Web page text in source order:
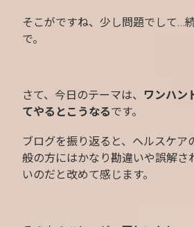
そこがですね、少し問題でして…
で。
さて、今日のテーマは、 ワンハン
てやるとこうなるです。
ブログを振り返ると、ヘルスケア
般の方にはかなり勘違いや誤解さ
いのだと改めて感じます。